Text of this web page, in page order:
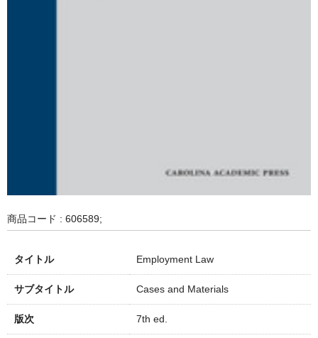
商品コード : 606589;
タイトル Employment Law
サブタイトル Cases and Materials
版次 7th ed.